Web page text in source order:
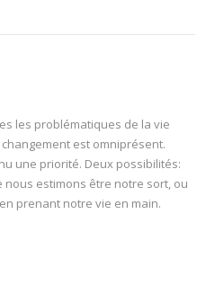
les problématiques de la vie
est omniprésent.
une priorité. Deux possibilités:
estimons être notre sort, ou
prenant notre vie en main.